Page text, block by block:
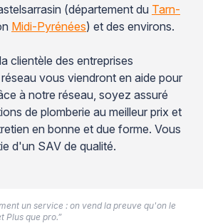
(département du Tarn-
Midi-Pyrénées) et des environs.
clientèle des entreprises
vous viendront en aide pour
à notre réseau, soyez assuré
de plomberie au meilleur prix et
en bonne et due forme. Vous
d'un SAV de qualité.
un service : on vend la preuve qu'on le
Plus que pro.”